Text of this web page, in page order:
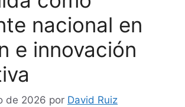
nacional en
e innovación
de 2026 por David Ruiz